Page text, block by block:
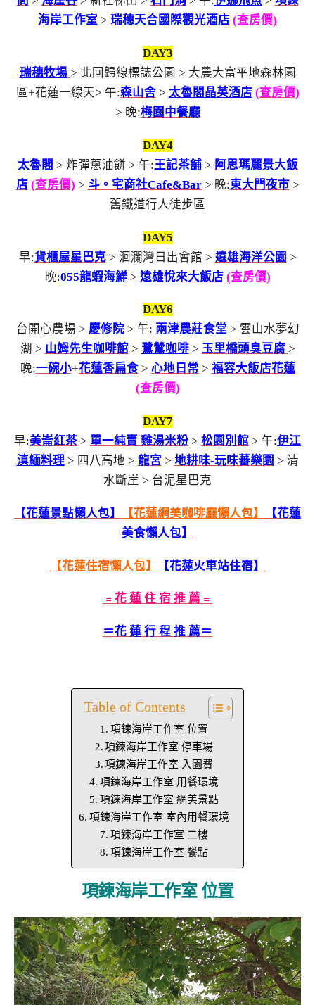
海岸工作室 > 瑞穗天合國際觀光酒店 (查房價)
DAY3
瑞穗牧場 > 北回歸線標誌公園 > 大農大富平地森林園
區+花蓮一線天> 午:森山舍> 太魯閣晶英酒店 (查房價)
> 晚:梅園中餐廳
DAY4
太魯閣 > 炸彈蔥油餅 > 午:王記茶舖> 阿思瑪麗景大飯
店 (查房價) > 斗。宅商社Cafe&Bar> 晚:東大門夜市>
舊鐵道行人徒步區
DAY5
早:貨櫃屋星巴克> 洄瀾灣日出會館 > 遠雄海洋公園 >
晚:055龍蝦海鮮> 遠雄悅來大飯店 (查房價)
DAY6
台開心農場 > 慶修院> 午: 兩津農莊食堂> 雲山水夢幻
湖 > 山姆先生咖啡館> 鷺鷥咖啡> 玉里橋頭臭豆腐 >
晚:一碗小+花蓮香扁食> 心地日常 > 福容大飯店花蓮
(查房價)
DAY7
早:美崙紅茶 > 單一純賣 雞湯米粉 > 松園別館 > 午:伊江
滇緬料理> 四八高地 > 龍宮 > 地耕味-玩味蕃樂園 > 清
水斷崖 > 台泥星巴克
【花蓮景點懶人包】 【花蓮網美咖啡廳懶人包】
【花蓮
美食懶人包】
【花蓮住宿懶人包】 【花蓮火車站住宿】
﹦花 蓮 住 宿 推 薦﹦
＝花 蓮 行 程 推 薦＝
Table of Contents
項鍊海岸工作室 位置
項鍊海岸工作室 停車場
項鍊海岸工作室 入園費
項鍊海岸工作室 用餐環境
項鍊海岸工作室 網美景點
項鍊海岸工作室 室內用餐環境
項鍊海岸工作室 二樓
項鍊海岸工作室 餐點
項鍊海岸工作室 位置